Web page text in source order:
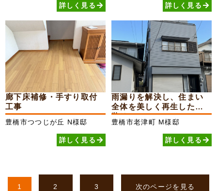
詳しく見る 詳しく見る
廊下床補修・手すり取付
工事
豊橋市つつじが丘 N様邸
詳しく見る
雨漏りを解決し、住まい
全体を美しく再生した外
装リフォーム
豊橋市老津町 M様邸
詳しく見る
1 2 3 次のページを見る